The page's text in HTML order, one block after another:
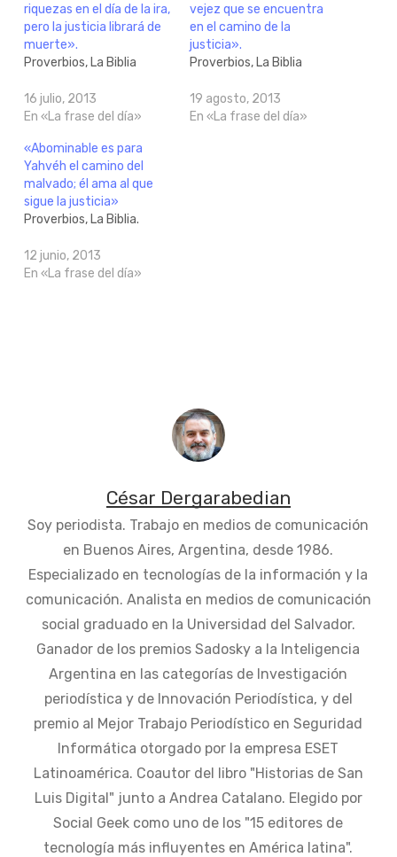
riquezas en el día de la ira,
pero la justicia librará de
muerte».
Proverbios, La Biblia
16 julio, 2013
En «La frase del día»
vejez que se encuentra
en el camino de la
justicia».
Proverbios, La Biblia
19 agosto, 2013
En «La frase del día»
«Abominable es para
Yahvéh el camino del
malvado; él ama al que
sigue la justicia»
Proverbios, La Biblia.
12 junio, 2013
En «La frase del día»
César Dergarabedian
Soy periodista. Trabajo en medios de comunicación
en Buenos Aires, Argentina, desde 1986.
Especializado en tecnologías de la información y la
comunicación. Analista en medios de comunicación
social graduado en la Universidad del Salvador.
Ganador de los premios Sadosky a la Inteligencia
Argentina en las categorías de Investigación
periodística y de Innovación Periodística, y del
premio al Mejor Trabajo Periodístico en Seguridad
Informática otorgado por la empresa ESET
Latinoamérica. Coautor del libro "Historias de San
Luis Digital" junto a Andrea Catalano. Elegido por
Social Geek como uno de los "15 editores de
tecnología más influyentes en América latina".